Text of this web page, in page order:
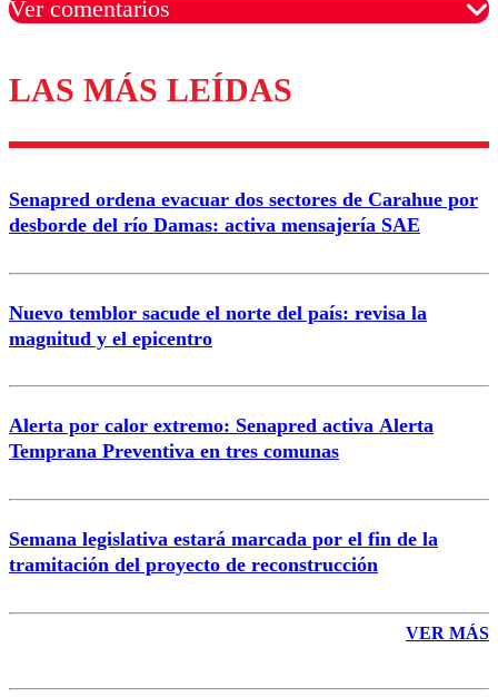
Ver comentarios
Los comentarios son moderados para garantizar un
diálogo respetuoso.
Correo
LAS MÁS LEÍDAS
Senapred ordena evacuar dos sectores de Carahue por
desborde del río Damas: activa mensajería SAE
Nuevo temblor sacude el norte del país: revisa la
magnitud y el epicentro
Alerta por calor extremo: Senapred activa Alerta
Temprana Preventiva en tres comunas
Semana legislativa estará marcada por el fin de la
tramitación del proyecto de reconstrucción
VER MÁS